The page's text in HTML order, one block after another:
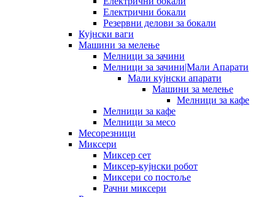
Електрични бокали
Резервни делови за бокали
Кујнски ваги
Машини за мелење
Мелници за зачини
Мелници за зачини|Мали Апарати
Мали кујнски апарати
Машини за мелење
Мелници за кафе
Мелници за кафе
Мелници за месо
Месорезници
Миксери
Миксер сет
Миксер-кујнски робот
Миксери со постоље
Рачни миксери